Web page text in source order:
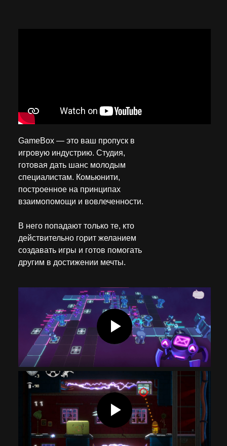
GameBox — это ваш пропуск в
игровую индустрию. Студия,
готовая дать шанс молодым
специалистам. Комьюнити,
построенное на принципах
взаимопомощи и вовлеченности.
В него попадают только те, кто
действительно горит желанием
создавать игры и готов помогать
другим в достижении мечты.